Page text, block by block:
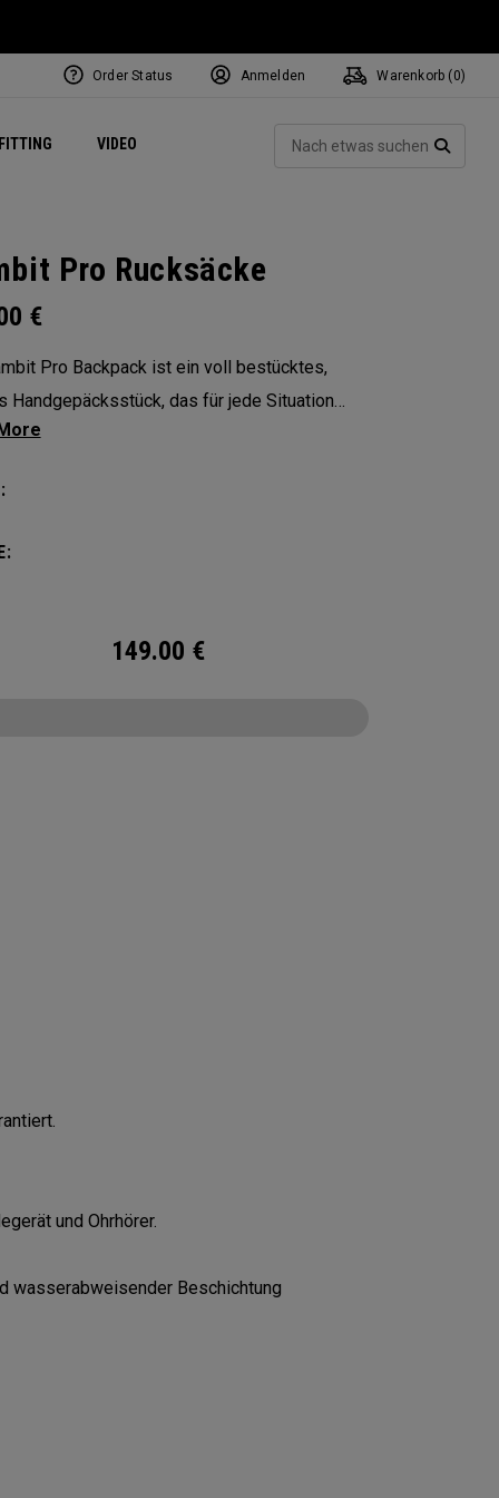
VIDEO Exclusive Mavrik Complete Sets
Exklusiv - Golfbälle
Women's Golf Balls
Exklusiv - Zubehör
Regional Performance Centers
Order Status Anmelden Warenkorb ( 0)
Pro Rucksäcke
€
Pro Backpack ist ein voll bestücktes,
Handgepäcksstück, das für jede Situation
Strategisch angeordnete Fächer und
149.00 €
und Ohrhörer.
wasserabweisender Beschichtung